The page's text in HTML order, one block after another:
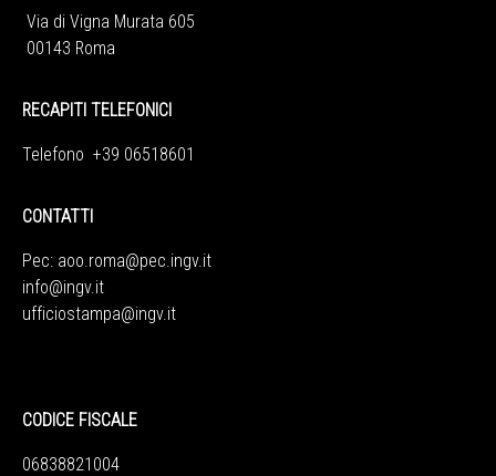
Via di Vigna Murata 605
00143 Roma
RECAPITI TELEFONICI
Telefono +39 06518601
CONTATTI
Pec: aoo.roma@pec.ingv.it
info@ingv.it
ufficiostampa@ingv.it
CODICE FISCALE
06838821004